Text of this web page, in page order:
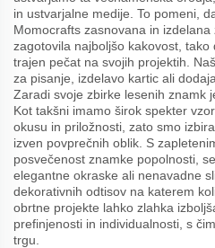
in ustvarjalne medije. To pomeni,
Momocrafts zasnovana in
zagotovila najboljšo kakovost,
trajen pečat na svojih projektih.
za pisanje, izdelavo kartic ali
Zaradi svoje zbirke lesenih znamk
Kot takšni imamo širok spekter
okusu in priložnosti, zato smo
izven povprečnih oblik. S
posvečenost znamke popolnosti,
elegantne okraske ali nenavadne
dekorativnih odtisov na katerem
obrtne projekte lahko zlahka
prefinjenosti in individualnosti, s
trgu.